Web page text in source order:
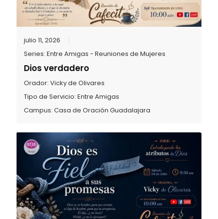
julio 11, 2026
Series:Entre Amigas - Reuniones de Mujeres
Dios verdadero
Orador:Vicky de Olivares
Tipo de Servicio:Entre Amigas
Campus:Casa de Oración Guadalajara